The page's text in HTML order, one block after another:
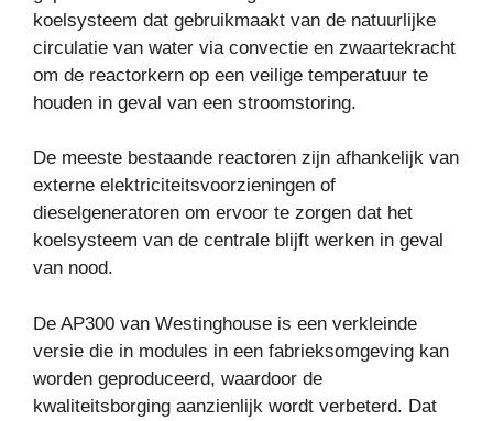
koelsysteem dat gebruikmaakt van de natuurlijke
circulatie van water via convectie en zwaartekracht
om de reactorkern op een veilige temperatuur te
houden in geval van een stroomstoring.
De meeste bestaande reactoren zijn afhankelijk van
externe elektriciteitsvoorzieningen of
dieselgeneratoren om ervoor te zorgen dat het
koelsysteem van de centrale blijft werken in geval
van nood.
De AP300 van Westinghouse is een verkleinde
versie die in modules in een fabrieksomgeving kan
worden geproduceerd, waardoor de
kwaliteitsborging aanzienlijk wordt verbeterd. Dat